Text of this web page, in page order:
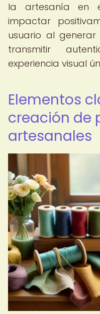
la artesanía en
impactar
usuario al generar
transmitir
experiencia visual
Elementos
creación de
artesanales